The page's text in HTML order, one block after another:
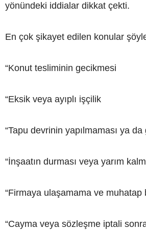
yönündeki iddialar dikkat çekti.
En çok şikayet edilen konular
“Konut tesliminin gecikmesi
“Eksik veya ayıplı işçilik
“Tapu devrinin yapılmaması ya
“İnşaatın durması veya yarım
“Firmaya ulaşamama ve muhatap
“Cayma veya sözleşme iptali